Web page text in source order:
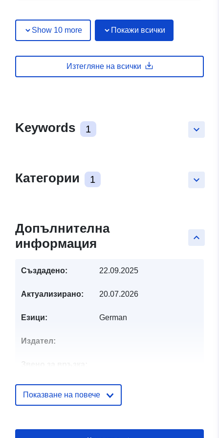
Show 10 more Покажи всички
Изтегляне на всички
keyboard_arrow_down
Keywords 1
keyboard_arrow_down
Категории 1
keyboard_arrow_up
Допълнителна
информация
Създадено: 22.09.2025
Актуализирано: 20.07.2026
Езици: German
Издател:
Каталожен
запис:
Добавено към data.europa.eu:
July 2026
Показване на повече